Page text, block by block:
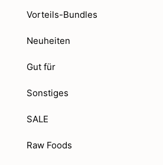
Vorteils-Bundles
Neuheiten
Gut für
Sonstiges
SALE
Raw Foods